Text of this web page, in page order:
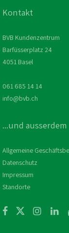
Kontakt
BVB Kundenzentrum
Barfüsserplatz 24
4051 Basel
061 685 14 14
info@bvb.ch
...und ausserdem
Allgemeine
Datenschutz
Impressum
Standorte